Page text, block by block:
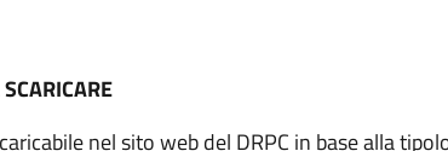
nel sito web del DRPC in base alla